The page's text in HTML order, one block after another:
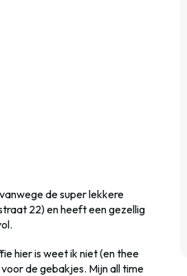
de super lekkere
22) en heeft een gezellig
hier is weet ik niet (en thee
de gebakjes. Mijn all time